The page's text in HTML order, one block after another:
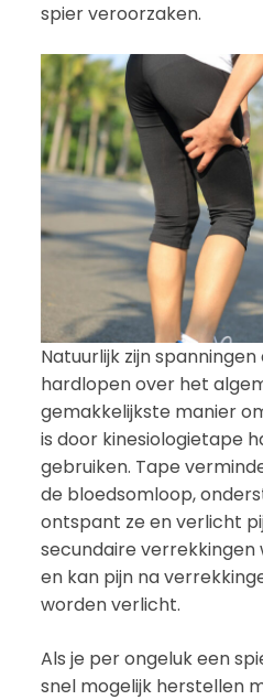
spier veroorzaken.
Natuurlijk zijn
hardlopen over het
gemakkelijkste manier
is door kinesiologietape
gebruiken. Tape
de bloedsomloop,
ontspant ze en verlicht
secundaire
en kan pijn na
worden verlicht.
Als je per ongeluk een
snel mogelijk herstellen